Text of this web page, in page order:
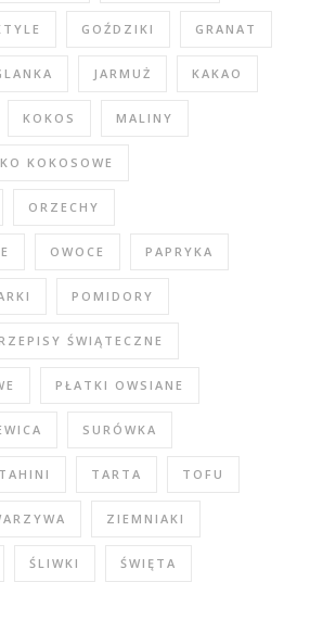
GOŹDZIKI GRANAT
JARMUŻ KAKAO
KOKOS MALINY
KOKOSOWE
ORZECHY
OWOCE PAPRYKA
POMIDORY
ŚWIĄTECZNE
PŁATKI OWSIANE
SURÓWKA
TAHINI TARTA TOFU
ZIEMNIAKI
ŚLIWKI ŚWIĘTA